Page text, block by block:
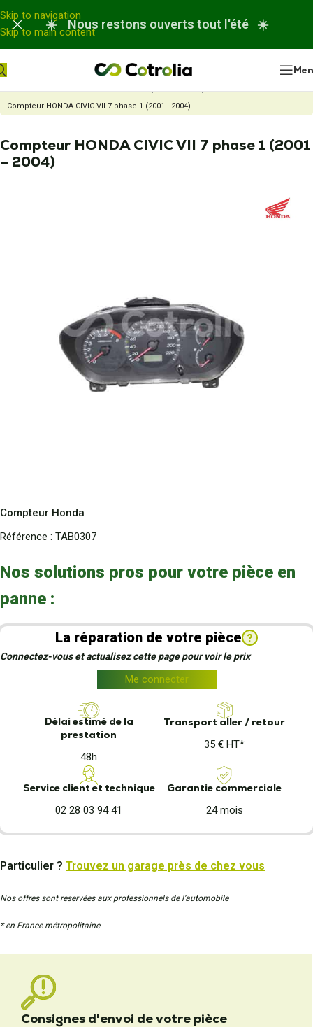
Panneau de gestion des cookies
Skip to navigation
Skip to main content
☀️ Nous restons ouverts tout l'été ☀️
Accueil Nos réparations
Réparation compteur automobile
Compteur HONDA CIVIC VII 7 phase 1 (2001 - 2004)
Compteur HONDA CIVIC VII 7 phase 1 (2001
– 2004)
Compteur Honda
Référence : TAB0307
Nos solutions pros pour votre pièce en
panne :
La réparation de votre pièce ?
Connectez-vous et actualisez cette page pour voir le prix
Me connecter
Délai estimé de la
prestation
48h
Transport aller / retour
35 € HT*
Service client et technique
02 28 03 94 41
Garantie commerciale
24 mois
Particulier ? Trouvez un garage près de chez vous
Nos offres sont reservées aux professionnels de l’automobile
* en France métropolitaine
Consignes d'envoi de votre pièce